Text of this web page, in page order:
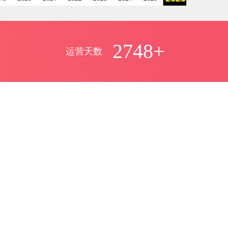
运营天数 2748+